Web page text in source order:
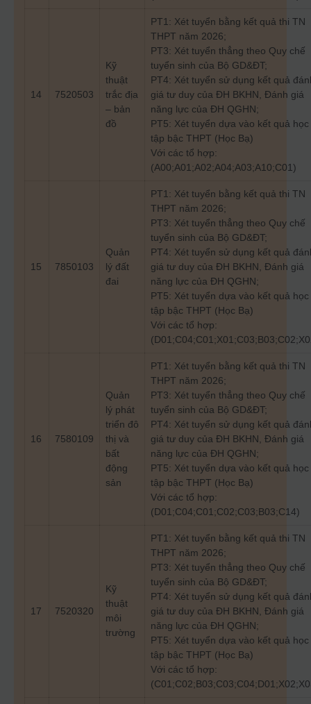
14 7520503
Kỹ
thuật
trắc địa
– bản
đồ
PT1: Xét tuyển bằng kết quả thi TN
THPT năm 2026;
PT3: Xét tuyển thẳng theo Quy chế
tuyển sinh của Bộ GD&ĐT;
PT4: Xét tuyển sử dụng kết quả
giá tư duy của ĐH BKHN, Đánh giá
năng lực của ĐH QGHN;
PT5: Xét tuyển dựa vào kết quả học
tập bậc THPT (Học Bạ)
Với các tổ hợp:
(A00;A01;A02;A04;A03;A10;C01)
15 7850103
Quản
lý đất
đai
PT1: Xét tuyển bằng kết quả thi TN
THPT năm 2026;
PT3: Xét tuyển thẳng theo Quy chế
tuyển sinh của Bộ GD&ĐT;
PT4: Xét tuyển sử dụng kết quả
giá tư duy của ĐH BKHN, Đánh giá
năng lực của ĐH QGHN;
PT5: Xét tuyển dựa vào kết quả học
tập bậc THPT (Học Bạ)
Với các tổ hợp:
16 7580109
Quản
lý phát
triển đô
thị và
bất
động
sản
PT1: Xét tuyển bằng kết quả thi TN
THPT năm 2026;
PT3: Xét tuyển thẳng theo Quy chế
tuyển sinh của Bộ GD&ĐT;
PT4: Xét tuyển sử dụng kết quả
giá tư duy của ĐH BKHN, Đánh giá
năng lực của ĐH QGHN;
PT5: Xét tuyển dựa vào kết quả học
tập bậc THPT (Học Bạ)
Với các tổ hợp:
(D01;C04;C01;C02;C03;B03;C14)
17 7520320
Kỹ
thuật
môi
trường
PT1: Xét tuyển bằng kết quả thi TN
THPT năm 2026;
PT3: Xét tuyển thẳng theo Quy chế
tuyển sinh của Bộ GD&ĐT;
PT4: Xét tuyển sử dụng kết quả
giá tư duy của ĐH BKHN, Đánh giá
năng lực của ĐH QGHN;
PT5: Xét tuyển dựa vào kết quả học
tập bậc THPT (Học Bạ)
Với các tổ hợp: